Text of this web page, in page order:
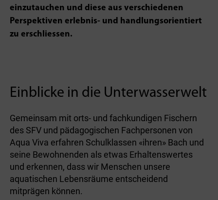
einzutauchen und diese aus verschiedenen
Perspektiven erlebnis- und handlungsorientiert
zu erschliessen.
Einblicke in die Unterwasserwelt
Gemeinsam mit orts- und fachkundigen Fischern
des SFV und pädagogischen Fachpersonen von
Aqua Viva erfahren Schulklassen «ihren» Bach und
seine Bewohnenden als etwas Erhaltenswertes
und erkennen, dass wir Menschen unsere
aquatischen Lebensräume entscheidend
mitprägen können.